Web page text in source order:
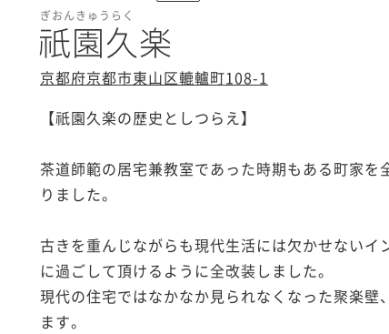
ぎおんきゅうらく
祇園久楽
京都府京都市東山区轆轤町108-1
【祇園久楽の歴史としつらえ】
茶道師範の居宅兼教室であった時期もある町家
りました。
古きを重んじながらも現代生活には欠かせない
に過ごして頂けるように全改装しました。
現代の住宅ではなかなか見られなくなった聚楽
ます。